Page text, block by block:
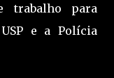
trabalho para
e a Polícia